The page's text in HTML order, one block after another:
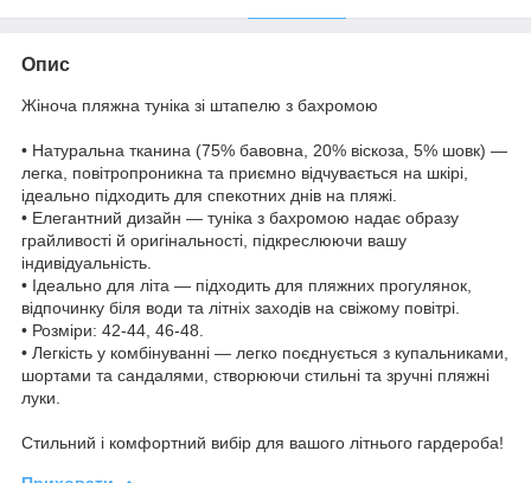
Опис
Жіноча пляжна туніка зі штапелю з бахромою
• Натуральна тканина (75% бавовна, 20% віскоза, 5% шовк) —
легка, повітропроникна та приємно відчувається на шкірі,
ідеально підходить для спекотних днів на пляжі.
• Елегантний дизайн — туніка з бахромою надає образу
грайливості й оригінальності, підкреслюючи вашу
індивідуальність.
• Ідеально для літа — підходить для пляжних прогулянок,
відпочинку біля води та літніх заходів на свіжому повітрі.
• Розміри: 42-44, 46-48.
• Легкість у комбінуванні — легко поєднується з купальниками,
шортами та сандалями, створюючи стильні та зручні пляжні
луки.
Стильний і комфортний вибір для вашого літнього гардероба!